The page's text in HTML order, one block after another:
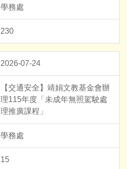
學務處
230
2026-07-24
【交通安全】靖娟文教基金會辦
理115年度「未成年無照駕駛處
理推廣課程」
學務處
15